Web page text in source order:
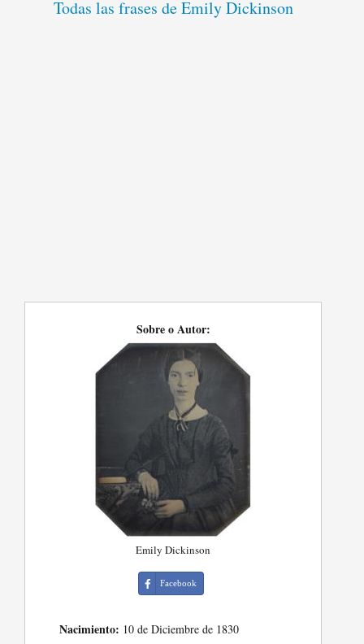
Todas las frases de Emily Dickinson
Sobre o Autor:
Emily Dickinson
Facebook
Nacimiento: 10 de Diciembre de 1830